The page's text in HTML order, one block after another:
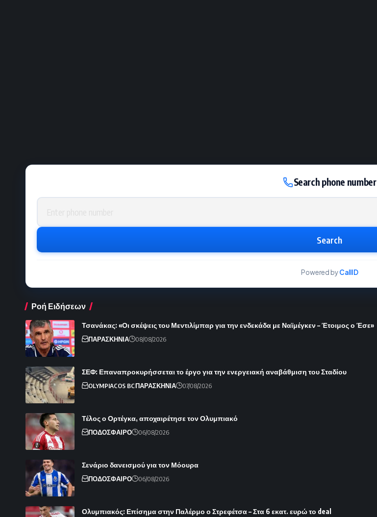
Search phone number
Phone number
Search
Powered byCallID
Ροή Ειδήσεων
Τσανάκας: «Οι σκέψεις του Μεντιλίμπαρ για την ενδεκάδα με Ναϊμέγκεν – Έτοιμος ο Έσε»
ΠΑΡΑΣΚΗΝΙΑ 08/08/2026
ΣΕΦ: Επαναπροκυρήσσεται το έργο για την ενεργειακή αναβάθμιση του Σταδίου
OLYMPIACOS BCΠΑΡΑΣΚΗΝΙΑ 07/08/2026
Τέλος ο Ορτέγκα, αποχαιρέτησε τον Ολυμπιακό
ΠΟΔΟΣΦΑΙΡΟ 06/08/2026
Σενάριο δανεισμού για τον Μόουρα
ΠΟΔΟΣΦΑΙΡΟ 06/08/2026
Ολυμπιακός: Επίσημα στην Παλέρμο ο Στρεφέτσα – Στα 6 εκατ. ευρώ το deal